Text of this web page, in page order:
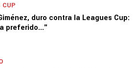
CUP
duro contra la Leagues Cup:
preferido..."